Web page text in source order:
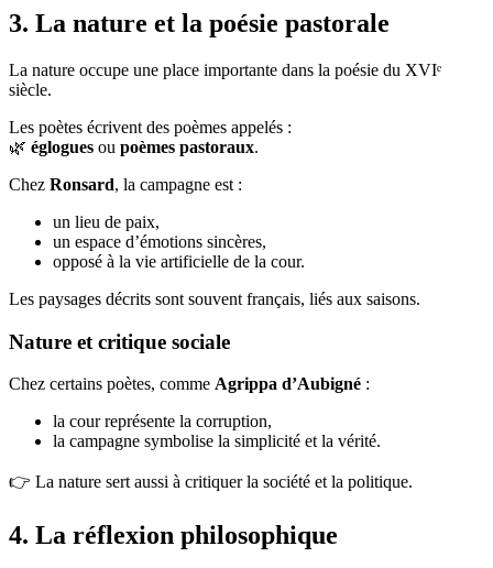
3. La nature et la poésie pastorale
La nature occupe une place importante dans la poésie du XVIᵉ
siècle.
Les poètes écrivent des poèmes appelés :
🌿 églogues ou poèmes pastoraux.
Chez Ronsard, la campagne est :
un lieu de paix,
un espace d’émotions sincères,
opposé à la vie artificielle de la cour.
Les paysages décrits sont souvent français, liés aux saisons.
Nature et critique sociale
Chez certains poètes, comme Agrippa d’Aubigné :
la cour représente la corruption,
la campagne symbolise la simplicité et la vérité.
👉 La nature sert aussi à critiquer la société et la politique.
4. La réflexion philosophique